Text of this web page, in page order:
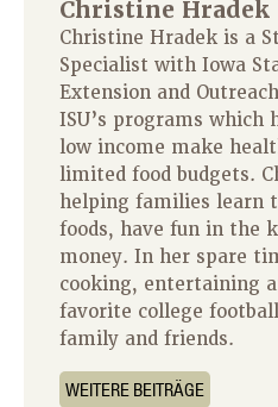
Christine Hradek
Christine Hradek is a
Specialist with Iowa
Extension and
ISU’s programs
low income make
limited food budgets.
helping families learn
foods, have fun in the
money. In her spare
cooking, entertaining
favorite college
family and friends.
WEITERE BEITRÄGE